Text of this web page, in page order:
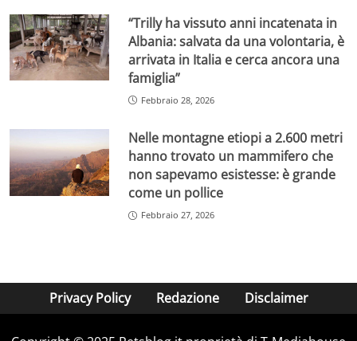
“Trilly ha vissuto anni incatenata in
Albania: salvata da una volontaria, è
arrivata in Italia e cerca ancora una
famiglia”
Febbraio 28, 2026
Nelle montagne etiopi a 2.600 metri
hanno trovato un mammifero che
non sapevamo esistesse: è grande
come un pollice
Febbraio 27, 2026
Privacy Policy Redazione Disclaimer